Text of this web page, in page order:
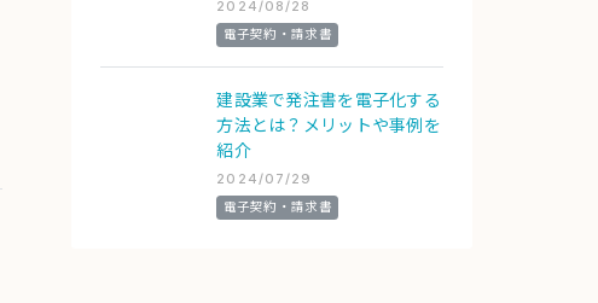
2024/08/28
電子契約・請求書
建設業で発注書を電子化する
方法とは？メリットや事例を
紹介
2024/07/29
電子契約・請求書